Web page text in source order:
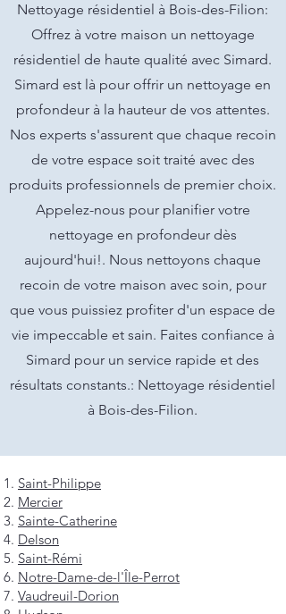
Nettoyage résidentiel à Bois-des-Filion:
Offrez à votre maison un nettoyage
résidentiel de haute qualité avec Simard.
Simard est là pour offrir un nettoyage en
profondeur à la hauteur de vos attentes.
Nos experts s'assurent que chaque recoin
de votre espace soit traité avec des
produits professionnels de premier choix.
Appelez-nous pour planifier votre
nettoyage en profondeur dès
aujourd'hui!. Nous nettoyons chaque
recoin de votre maison avec soin, pour
que vous puissiez profiter d'un espace de
vie impeccable et sain. Faites confiance à
Simard pour un service rapide et des
résultats constants.: Nettoyage résidentiel
à Bois-des-Filion.
Saint-Philippe
Mercier
Sainte-Catherine
Delson
Saint-Rémi
Notre-Dame-de-l'Île-Perrot
Vaudreuil-Dorion